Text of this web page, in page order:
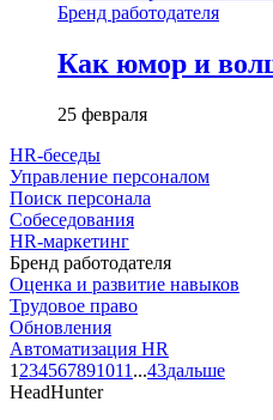
Бренд работодателя
Как юмор и
25 февраля
HR-беседы
Управление персоналом
Поиск персонала
Собеседования
HR-маркетинг
Бренд работодателя
Оценка и развитие навыков
Трудовое право
Обновления
Автоматизация HR
1 234567891011 ...43дальше
HeadHunter